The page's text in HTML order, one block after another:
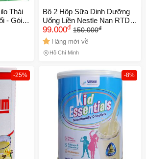
Thái
- Gói
Bộ 2 Hộp Sữa Dinh Dưỡng
Uống Liền Nestle Nan RTD
Optipro Kids 115ml - Thức
Uống Ngon Miệng Cho Trẻ
Từ 1 Tuổi Trở Lên
99.000đ 150.000đ
Hàng mới về
Hồ Chí Minh
-25% -8%